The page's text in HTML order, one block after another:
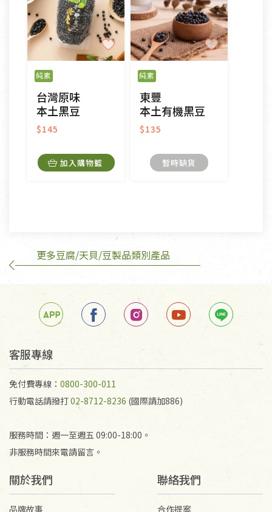
不適用七天鑑賞期商品：
以數位或電磁紀錄形式儲存之商品、易於變質或損壞
之商品、以及性質上無法或不適合退換之商品：如
CD、VCD、DVD、電腦軟體，若產品瑕疵無法讀取僅
接受原片換新。
衣飾鞋類-如T恤，如於送達後水洗或污損者。
美容保養用品、內衣褲、襪子、口罩等私人消耗性產
內衣褲、襪子、口罩個人衛生用品除商品本身有瑕疵
外,依據《通訊交易解除權合理例外情事適用準
純素
台灣原味
本土黑豆
$145
加入購物籃
純素
東豐
本土有機黑豆
$135
暫時缺貨
更多豆腐/天貝/豆製品類別產品
客服專線
免付費專線： 0800-300-011
行動電話請撥打02-8712-8236 (國際請加886)
服務時間：週一至週五 09:00-18:00。
非服務時間來電請留言。
關於我們
品牌故事
聯絡我們
合作提案